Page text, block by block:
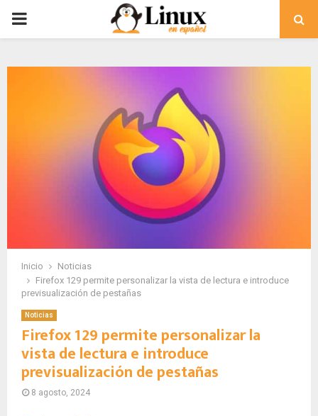
PRIMARY
Inicio
Noticias
Firefox 129 permite personalizar la vista de lectura e introduce
previsualización de pestañas
Noticias
Firefox 129 permite personalizar la
vista de lectura e introduce
previsualización de pestañas
8 agosto, 2024